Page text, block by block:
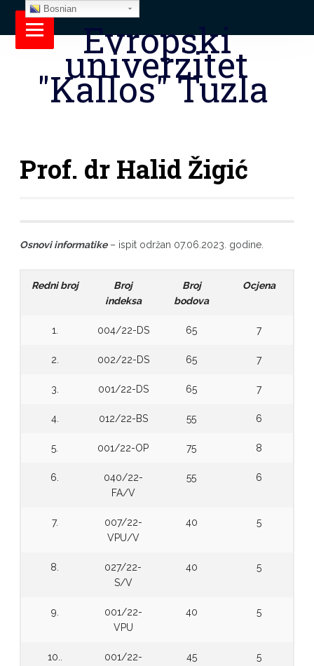
Evropski
univerzitet
"Kallos" Tuzla
Prof. dr Halid Žigić
Osnovi informatike– ispit održan 07.06.2023. godine.
Redni broj
Broj
indeksa
Broj
bodova
Ocjena
1. 004/22-DS 65 7
2. 002/22-DS 65 7
3. 001/22-DS 65 7
4. 012/22-BS 55 6
5. 001/22-OP 75 8
6.
040/22-
FA/V
55 6
7.
007/22-
VPU/V
40 5
8.
027/22-
S/V
40 5
9.
001/22-
VPU
40 5
10..
001/22-
45 5
Bosnian